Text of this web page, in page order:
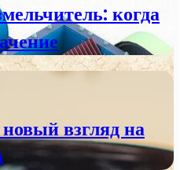
когда
взгляд на